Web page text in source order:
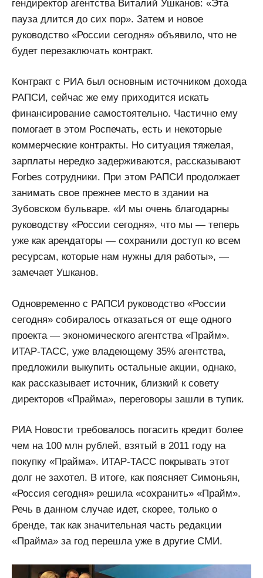
гендиректор агентства Виталий Ушканов: «Эта
пауза длится до сих пор». Затем и новое
руководство «России сегодня» объявило, что не
будет перезаключать контракт.
Контракт с РИА был основным источником дохода
РАПСИ, сейчас же ему приходится искать
финансирование самостоятельно. Частично ему
помогает в этом Роспечать, есть и некоторые
коммерческие контракты. Но ситуация тяжелая,
зарплаты нередко задерживаются, рассказывают
Forbes сотрудники. При этом РАПСИ продолжает
занимать свое прежнее место в здании на
Зубовском бульваре. «И мы очень благодарны
руководству «России сегодня», что мы — теперь
уже как арендаторы — сохранили доступ ко всем
ресурсам, которые нам нужны для работы», —
замечает Ушканов.
Одновременно с РАПСИ руководство «России
сегодня» собиралось отказаться от еще одного
проекта — экономического агентства «Прайм».
ИТАР-ТАСС, уже владеющему 35% агентства,
предложили выкупить остальные акции, однако,
как рассказывает источник, близкий к совету
директоров «Прайма», переговоры зашли в тупик.
РИА Новости требовалось погасить кредит более
чем на 100 млн рублей, взятый в 2011 году на
покупку «Прайма». ИТАР-ТАСС покрывать этот
долг не захотел. В итоге, как поясняет Симоньян,
«Россия сегодня» решила «сохранить» «Прайм».
Речь в данном случае идет, скорее, только о
бренде, так как значительная часть редакции
«Прайма» за год перешла уже в другие СМИ.